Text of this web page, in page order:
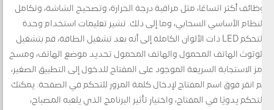
وظائف أكثر اتساعًا، مثل مراقبة درجة الحرارة، وتصحيح الشاشة، وتكامل
النظام الأساسي السحابي، وما إلى ذلك. تشير تعليمات استخدام وحدة
التحكم LED ذات الألوان الكاملة إلى أنه بعد تشغيل الطاقة، قم بتشغيل
بلوتوث الهاتف المحمول والهاتف المحمول تحديد موضع الهاتف، ومسح
رمز الاستجابة السريعة الموجود على المفتاح للدخول إلى التطبيق الصغير،
ثم انقر فوق اسم المفتاح لإدخال كلمة المرور للتحكم في الصفحة. يمكنك
التحكم يدويًا في المفتاح، واختيار تأثير البرنامج الذي يلعبه المصباح،